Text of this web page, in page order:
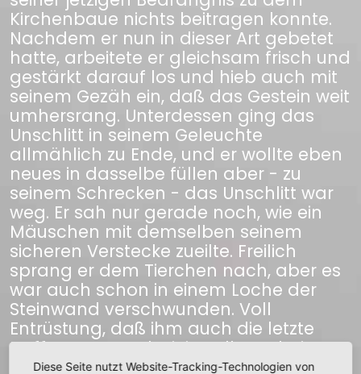
Kirchenbaue nichts beitragen konnte.
Nachdem er nun in dieser Art gebetet
hatte, arbeitete er gleichsam frisch und
gestärkt darauf los und hieb auch mit
seinem Gezäh ein, daß das Gestein weit
umhersrang. Unterdessen ging das
Unschlitt in seinem Geleuchte
allmählich zu Ende, und er wollte eben
neues in dasselbe füllen aber - zu
seinem Schrecken - das Unschlitt war
weg. Er sah nur gerade noch, wie ein
Mäuschen mit demselben seinem
sicheren Verstecke zueilte. Freilich
sprang er dem Tierchen nach, aber es
war auch schon in einem Loche der
Steinwand verschwunden. Voll
Entrüstung, daß ihm auch die letzte
Hoffnung geraubt jein sollte, arbeitete
er nun aus Leibeskräften an der
Diese Seite nutzt Website-Tracking-Technologien von